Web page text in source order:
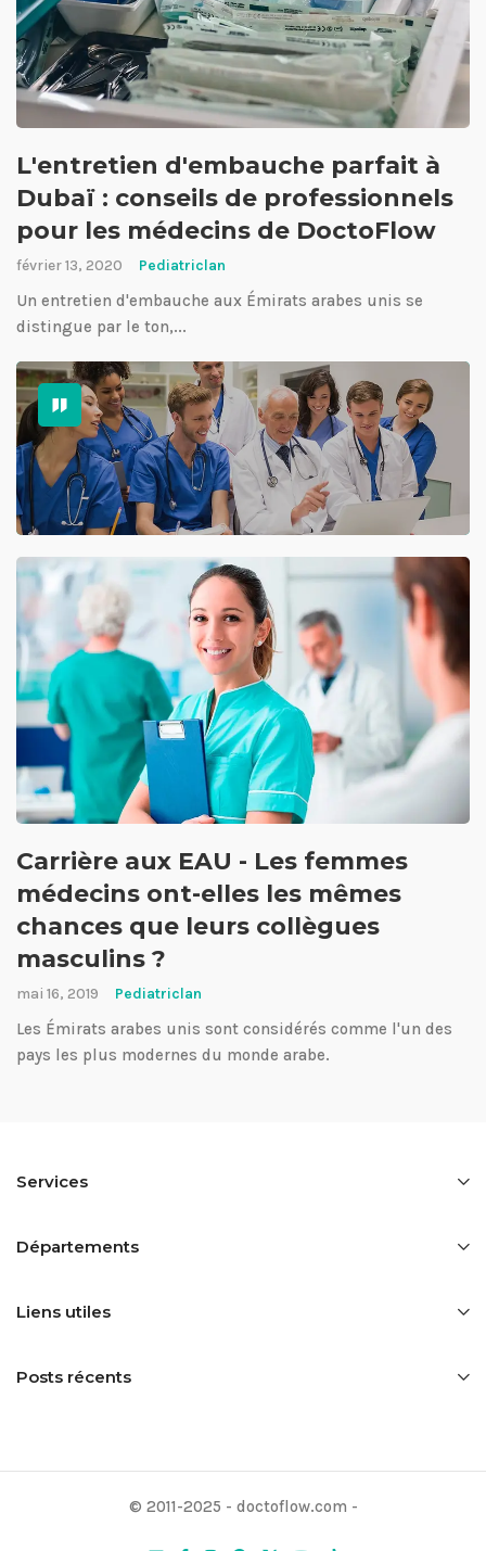
L'entretien d'embauche parfait à
Dubaï : conseils de professionnels
pour les médecins de DoctoFlow
février 13, 2020 Pediatriclan
Un entretien d'embauche aux Émirats arabes unis se
distingue par le ton,...
Carrière aux EAU - Les femmes
médecins ont-elles les mêmes
chances que leurs collègues
masculins ?
mai 16, 2019 Pediatriclan
Les Émirats arabes unis sont considérés comme l'un des
pays les plus modernes du monde arabe.
Services
Départements
Liens utiles
Posts récents
© 2011-2025 - doctoflow.com -